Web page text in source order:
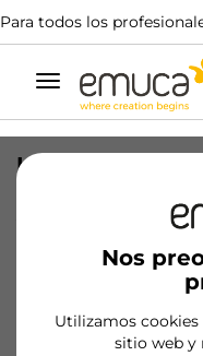
Para todos los
Alternar
navegación
Nos
Utilizamos cookies
sitio web y
Kit de Perfiles
para armarios
Aluminio,
6314154/EAN